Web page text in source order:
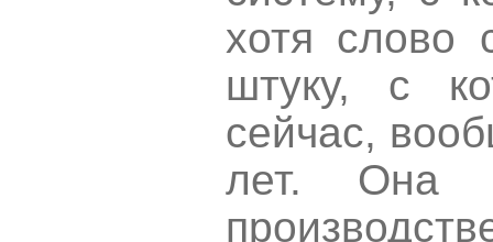
хотя слово
штуку, с
сейчас,
лет. Она